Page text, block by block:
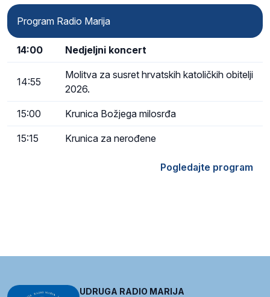
Program Radio Marija
14:00 Nedjeljni koncert
14:55
Molitva za susret hrvatskih katoličkih obitelji
2026.
15:00 Krunica Božjega milosrđa
15:15 Krunica za nerođene
Pogledajte program
UDRUGA RADIO MARIJA